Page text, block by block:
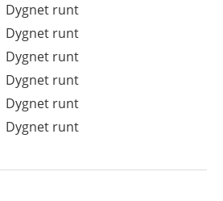
Dygnet runt
Dygnet runt
Dygnet runt
Dygnet runt
Dygnet runt
Dygnet runt